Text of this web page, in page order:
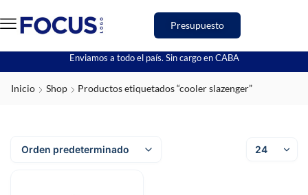
Presupuesto
Enviamos a todo el país. Sin cargo en CABA
Inicio Shop Productos etiquetados “cooler slazenger”